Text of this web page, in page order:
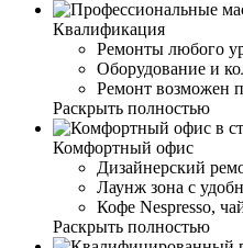
Квалификация
Ремонты любого
Оборудование и
Ремонт возможен
Раскрыть полностью
Комфортный офис
Дизайнерский
Лаунж зона с
Кофе Nespresso,
Раскрыть полностью